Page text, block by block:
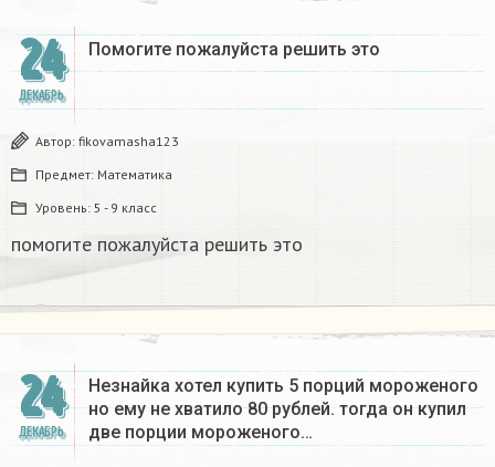
24
ДЕКАБРЬ
Помогите пожалуйста решить это
Автор: fikovamasha123
Предмет: Математика
Уровень: 5 - 9 класс
помогите пожалуйста решить это
24
ДЕКАБРЬ
Незнайка хотел купить 5 порций мороженого
но ему не хватило 80 рублей. тогда он купил
две порции мороженого…